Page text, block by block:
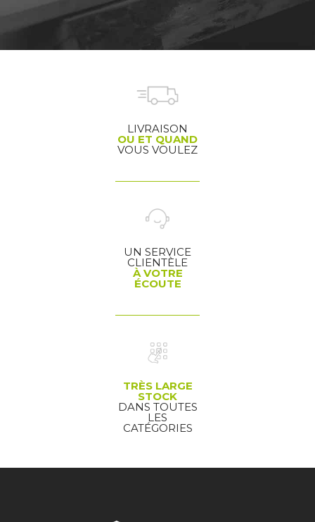
LIVRAISON
OU ET QUAND
VOUS VOULEZ
UN SERVICE
CLIENTÈLE
À VOTRE
ÉCOUTE
TRÈS LARGE
STOCK
DANS TOUTES
LES
CATÉGORIES